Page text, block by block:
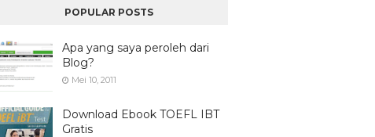
POPULAR POSTS
Apa yang saya peroleh dari
Blog?
Mei 10, 2011
Download Ebook TOEFL IBT
Gratis